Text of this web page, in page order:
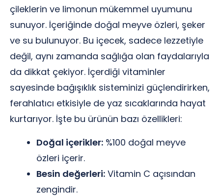
çileklerin ve limonun mükemmel uyumunu
sunuyor. İçeriğinde doğal meyve özleri, şeker
ve su bulunuyor. Bu içecek, sadece lezzetiyle
değil, aynı zamanda sağlığa olan faydalarıyla
da dikkat çekiyor. İçerdiği vitaminler
sayesinde bağışıklık sisteminizi güçlendirirken,
ferahlatıcı etkisiyle de yaz sıcaklarında hayat
kurtarıyor. İşte bu ürünün bazı özellikleri:
Doğal içerikler: %100 doğal meyve
özleri içerir.
Besin değerleri: Vitamin C açısından
zengindir.